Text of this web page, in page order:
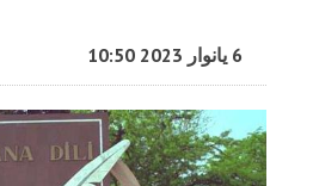
6 یانوار 2023 10:50